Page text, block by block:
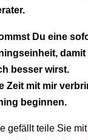
Du eine
damit
besser wirst.
Zeit mit mir
beginnen.
gefällt teile Sie